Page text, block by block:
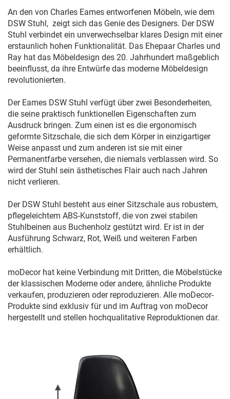
An den von Charles Eames entworfenen Möbeln, wie dem
DSW Stuhl, zeigt sich das Genie des Designers. Der DSW
Stuhl verbindet ein unverwechselbar klares Design mit einer
erstaunlich hohen Funktionalität. Das Ehepaar Charles und
Ray hat das Möbeldesign des 20. Jahrhundert maßgeblich
beeinflusst, da ihre Entwürfe das moderne Möbeldesign
revolutionierten.
Der Eames DSW Stuhl verfügt über zwei Besonderheiten,
die seine praktisch funktionellen Eigenschaften zum
Ausdruck bringen. Zum einen ist es die ergonomisch
geformte Sitzschale, die sich dem Körper in einzigartiger
Weise anpasst und zum anderen ist sie mit einer
Permanentfarbe versehen, die niemals verblassen wird. So
wird der Stuhl sein ästhetisches Flair auch nach Jahren
nicht verlieren.
Der DSW Stuhl besteht aus einer Sitzschale aus robustem,
pflegeleichtem ABS-Kunststoff, die von zwei stabilen
Stuhlbeinen aus Buchenholz gestützt wird. Er ist in der
Ausführung Schwarz, Rot, Weiß und weiteren Farben
erhältlich.
moDecor hat keine Verbindung mit Dritten, die Möbelstücke
der klassischen Moderne oder andere, ähnliche Produkte
verkaufen, produzieren oder reproduzieren. Alle moDecor-
Produkte sind exklusiv für und im Auftrag von moDecor
hergestellt und stellen hochqualitative Reproduktionen dar.